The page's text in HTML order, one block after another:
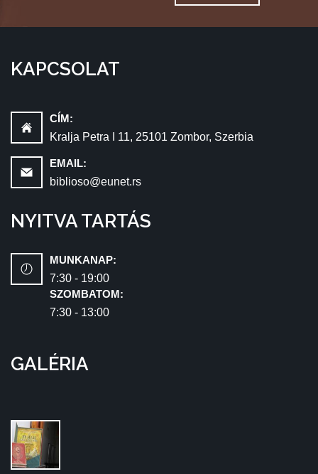
KAPCSOLAT
CÍM:
Kralja Petra I 11, 25101 Zombor, Szerbia
EMAIL:
biblioso@eunet.rs
NYITVA TARTÁS
MUNKANAP:
7:30 - 19:00
SZOMBATOM:
7:30 - 13:00
GALÉRIA